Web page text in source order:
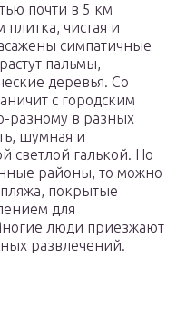
почти в 5 км
чистая и
симпатичные
пальмы,
деревья. Со
с городским
разному в разных
шумная и
светлой галькой. Но
районы, то можно
покрытые
для
люди приезжают
развлечений.